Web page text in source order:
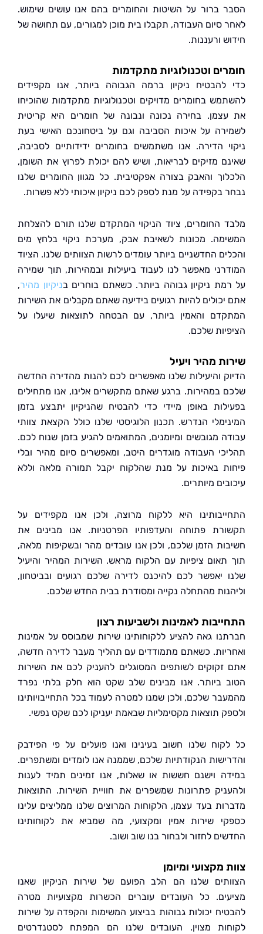
ברור על השיטות והחומרים בהם אנו עושים שימוש.
סיום העבודה, תקבלו בית מוכן למגורים, עם תחושה של
ורעננות.
וטכנולוגיות מתקדמות
ניקיון ברמה הגבוהה ביותר, אנו מקפידים
בחומרים מדויקים וטכנולוגיות מתקדמות שהוכיחו
בחירה נכונה ונבונה של חומרים היא קריטית
על איכות הסביבה וגם על ביטחונכם האישי בעת
הדירה. אנו משתמשים בחומרים ידידותיים לסביבה,
מזיקים לבריאות, ושיש להם יכולת לפרוץ את השומן,
והאבק בצורה אפקטיבית. כל מגוון החומרים שלנו
בקפידה על מנת לספק לכם ניקיון איכותי ללא פשרות.
החומרים, ציוד הניקוי המתקדם שלנו תורם להצלחת
מכונות לשאיבת אבק, מערכת ניקוי בלחץ מים
החדשניים ביותר עומדים לרשות הצוותים שלנו. הציוד
מאפשר לנו לעבוד ביעילות ובמהירות, תוך שמירה
ניקיון גבוהה ביותר. כשאתם בוחרים בניקיון מהיר,
להיות רגועים בידיעה שאתם מקבלים את השירות
והאמין ביותר, עם הבטחה לתוצאות שיעלו על
שלכם.
מהיר ויעיל
והיעילות שלנו מאפשרים לכם להנות מהדירה החדשה
במהירות. ברגע שאתם מתקשרים אלינו, אנו מתחילים
באופן מיידי כדי להבטיח שהניקיון יתבצע בזמן
הנדרש. תכנון הלוגיסטי שלנו כולל הקצאת צוותי
מגובשים ומיומנים, המתואמים להגיע בזמן שנוח לכם.
העבודה מוגדרים היטב, ומאפשרים סיום מהיר ובלי
באיכות על מנת שהלקוח יקבל תמורה מלאה וללא
מיותרים.
היא ללקוח מרוצה, ולכן אנו מקפידים על
פתוחה והעדפותיו הפרטניות. אנו מבינים את
הזמן שלכם, ולכן אנו עובדים מהר ובשקיפות מלאה,
ציפיות עם הלקוח מראש. השירות המהיר והיעיל
יאפשר לכם להיכנס לדירה שלכם רגועים ובביטחון,
מהתחלה נקייה ומסודרת בבית החדש שלכם.
לאמינות ולשביעות רצון
גאה להציע ללקוחותינו שירות שמבוסס על אמינות
כשאתם מתמודדים עם תהליך מעבר לדירה חדשה,
לשותפים המסוגלים להעניק לכם את השירות
ביותר. אנו מבינים שלב שקט הוא חלק בלתי נפרד
שלכם, ולכן שמנו למטרה לעמוד בכל התחייבויותינו
תוצאות מקסימליות שבאמת יעניקו לכם שקט נפשי.
שלנו חשוב בעינינו ואנו פועלים על פי הפידבק
הנקודתיות שלכם, שממנה אנו לומדים ומשתפרים.
וישנם חששות או שאלות, אנו זמינים תמיד לענות
פתרונות שמשפרים את חוויית השירות. התוצאות
בעד עצמן, הלקוחות המרוצים שלנו ממליצים עלינו
שירות אמין ומקצועי, מה שמביא את לקוחותינו
לחזור ולבחור בנו שוב ושוב.
מקצועי ומיומן
שלנו הם הלב הפועם של שירות הניקיון שאנו
כל העובדים עוברים הכשרות מקצועיות מטרה
יכולות גבוהות בביצוע המשימות והקפדה על שירות
מצוין. העובדים שלנו הם המפתח לסטנדרטים